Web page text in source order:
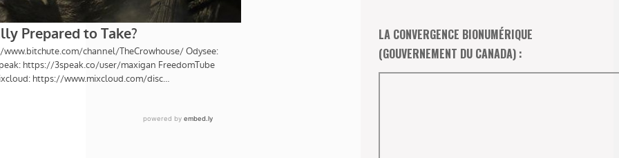
LA CONVERGENCE BIONUMÉRIQUE
(GOUVERNEMENT DU CANADA) :